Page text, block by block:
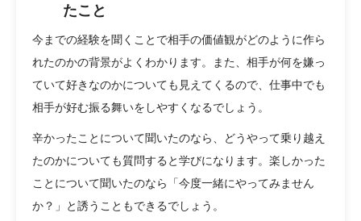
たこと
今までの経験を聞くことで相手の価値観がどのように作ら
れたのかの背景がよくわかります。また、相手が何を嫌っ
ていて好きなのかについても見えてくるので、仕事中でも
相手が好む振る舞いをしやすくなるでしょう。
辛かったことについて聞いたのなら、どうやって乗り越え
たのかについても質問すると学びになります。楽しかった
ことについて聞いたのなら「今度一緒にやってみません
か？」と誘うこともできるでしょう。